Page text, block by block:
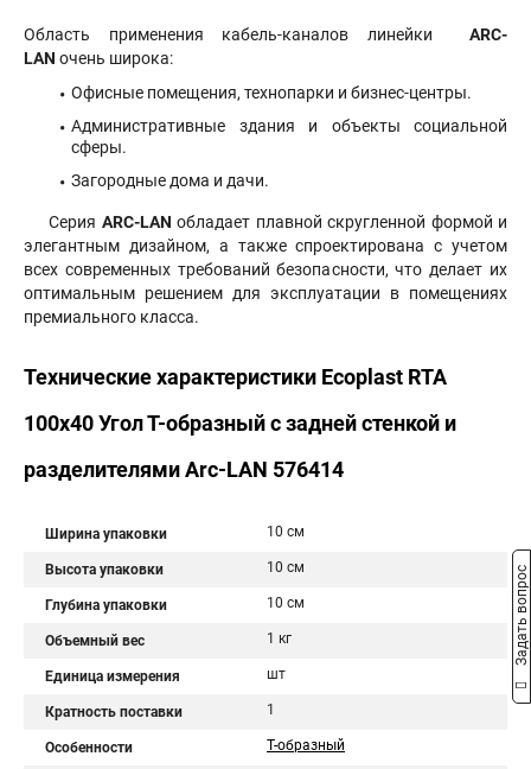
Область применения кабель-каналов линейки ARC-
LAN очень широка:
Офисные помещения, технопарки и бизнес-центры.
Административные здания и объекты социальной
сферы.
Загородные дома и дачи.
Серия ARC-LAN обладает плавной скругленной формой и
элегантным дизайном, а также спроектирована с учетом
всех современных требований безопасности, что делает их
оптимальным решением для эксплуатации в помещениях
премиального класса.
Технические характеристики Ecoplast RTA
100х40 Угол Т-образный с задней стенкой и
разделителями Arc-LAN 576414
Ширина упаковки 10 см
Высота упаковки 10 см
Глубина упаковки 10 см
Объемный вес 1 кг
Единица измерения шт
Кратность поставки 1
Особенности Т-образный
Задать вопрос